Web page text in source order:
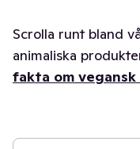
Scrolla runt bland
animaliska
fakta om vegansk